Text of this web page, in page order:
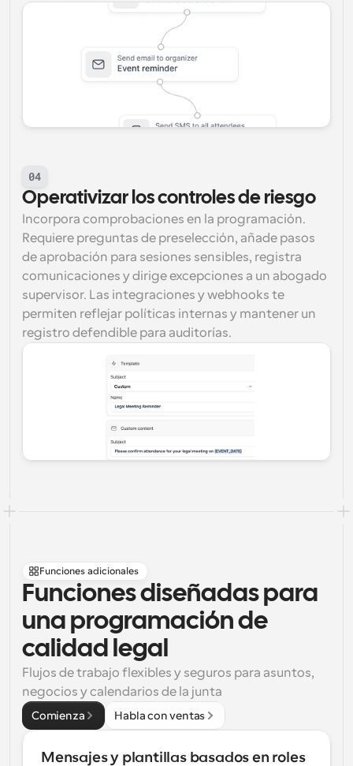
04
Operativizar los controles de riesgo
Incorpora comprobaciones en la programación.
Requiere preguntas de preselección, añade pasos
de aprobación para sesiones sensibles, registra
comunicaciones y dirige excepciones a un abogado
supervisor. Las integraciones y webhooks te
permiten reflejar políticas internas y mantener un
registro defendible para auditorías.
Funciones adicionales
Funciones diseñadas para
una programación de
calidad legal
Flujos de trabajo flexibles y seguros para asuntos,
negocios y calendarios de la junta
Comienza Habla con ventas
Mensajes y plantillas basados en roles